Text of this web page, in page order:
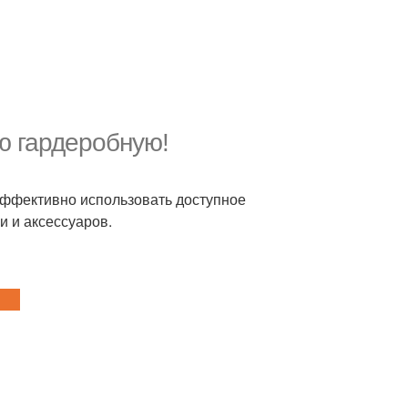
гардеробную!
использовать доступное
и аксессуаров.